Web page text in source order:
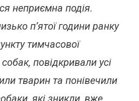
неприємна подія.
п’ятої години ранку
тимчасової
повідкривали усі
тварин та понівечили
які зникли, вже